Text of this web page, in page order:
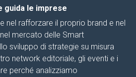
guida le imprese
nel rafforzare il proprio brand e nel
mercato delle Smart
sviluppo di strategie su misura
network editoriale, gli eventi e i
perché analizziamo